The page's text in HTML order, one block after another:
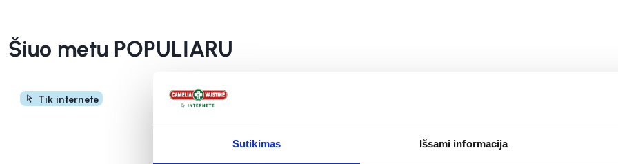
Sutikimas Išsami informacija
Šiuo metu POPULIARU
Tik internete